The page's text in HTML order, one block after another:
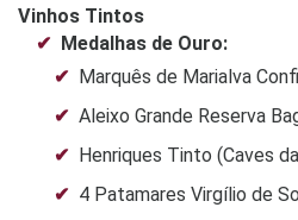
Vinhos Tintos
Medalhas de Ouro:
Marquês de Marialva
Aleixo Grande Reserva
Henriques Tinto (Caves
4 Patamares Virgílio de